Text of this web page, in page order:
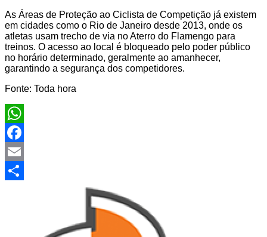
As Áreas de Proteção ao Ciclista de Competição já existem
em cidades como o Rio de Janeiro desde 2013, onde os
atletas usam trecho de via no Aterro do Flamengo para
treinos. O acesso ao local é bloqueado pelo poder público
no horário determinado, geralmente ao amanhecer,
garantindo a segurança dos competidores.
Fonte: Toda hora
WhatsApp
Facebook
Email